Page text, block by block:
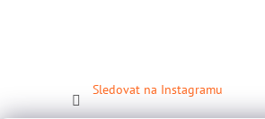
Sledovat na Instagramu